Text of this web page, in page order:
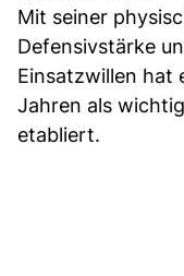
Mit seiner
Defensivstärke
Einsatzwillen hat
Jahren als
etabliert.